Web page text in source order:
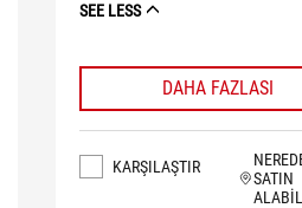
SEE LESS
DAHA FAZLASI
KARŞILAŞTIR
SATIN